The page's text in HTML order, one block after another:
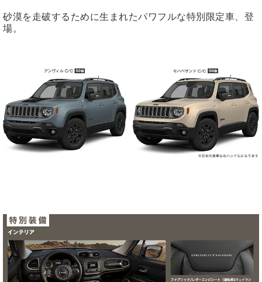
砂漠を走破するために生まれたパワフルな特別限定車、登
場。